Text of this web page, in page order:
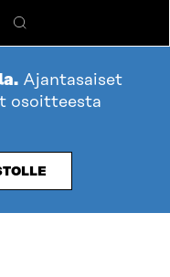
Hae
Ajantasaiset
osoitteesta